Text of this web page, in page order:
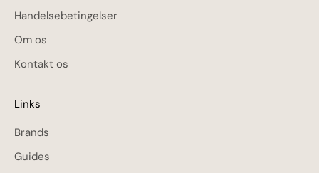
Handelsebetingelser
Om os
Kontakt os
Links
Brands
Guides